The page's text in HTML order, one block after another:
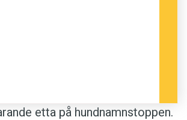
etta på hundnamnstoppen.